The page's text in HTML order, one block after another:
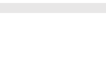
en fonction des lois